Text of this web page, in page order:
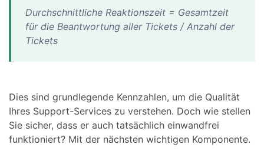
Durchschnittliche Reaktionszeit = Gesamtzeit
für die Beantwortung aller Tickets / Anzahl der
Tickets
Dies sind grundlegende Kennzahlen, um die Qualität
Ihres Support-Services zu verstehen. Doch wie stellen
Sie sicher, dass er auch tatsächlich einwandfrei
funktioniert? Mit der nächsten wichtigen Komponente.